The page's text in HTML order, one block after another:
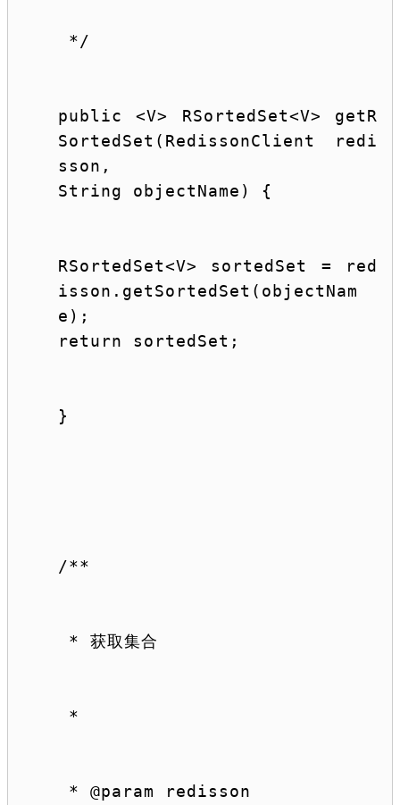
*/
public <V> RSortedSet<V> getR
SortedSet(RedissonClient redi
sson,
String objectName) {
RSortedSet<V> sortedSet = red
isson.getSortedSet(objectNam
e);
return sortedSet;
}
/**
* 获取集合
*
* @param redisson